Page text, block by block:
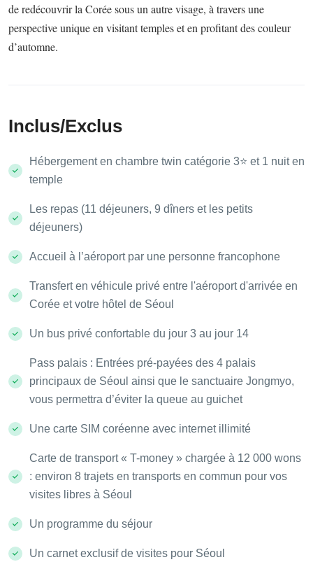
de redécouvrir la Corée sous un autre visage, à travers une
perspective unique en visitant temples et en profitant des couleur
d’automne.
Inclus/Exclus
Hébergement en chambre twin catégorie 3⭐️ et 1 nuit en
temple
Les repas (11 déjeuners, 9 dîners et les petits
déjeuners)
Accueil à l’aéroport par une personne francophone
Transfert en véhicule privé entre l'aéroport d'arrivée en
Corée et votre hôtel de Séoul
Un bus privé confortable du jour 3 au jour 14
Pass palais : Entrées pré-payées des 4 palais
principaux de Séoul ainsi que le sanctuaire Jongmyo,
vous permettra d’éviter la queue au guichet
Une carte SIM coréenne avec internet illimité
Carte de transport « T-money » chargée à 12 000 wons
: environ 8 trajets en transports en commun pour vos
visites libres à Séoul
Un programme du séjour
Un carnet exclusif de visites pour Séoul